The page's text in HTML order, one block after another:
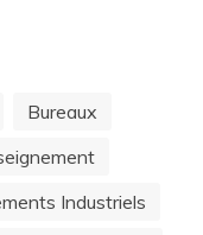
Bureaux
Industriels